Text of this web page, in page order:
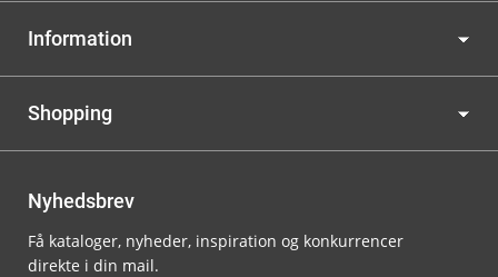
Information
Shopping
Nyhedsbrev
Få kataloger, nyheder, inspiration og konkurrencer
direkte i din mail.